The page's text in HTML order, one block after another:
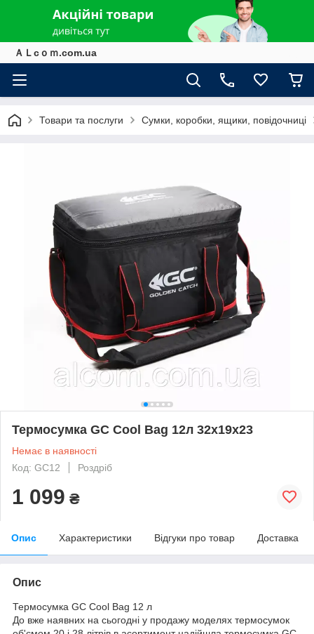
ＡＬcｏｍ.com.ua
Товари та послуги Сумки, коробки, ящики, повідочниці
Термосумка GC Cool Bag 12л 32х19х23
Немає в наявності
Код: GC12
Роздріб
1 099 ₴
Опис Характеристики Відгуки про товар Доставка
Опис
Термосумка GC Cool Bag 12 л
До вже наявних на сьогодні у продажу моделях термосумок